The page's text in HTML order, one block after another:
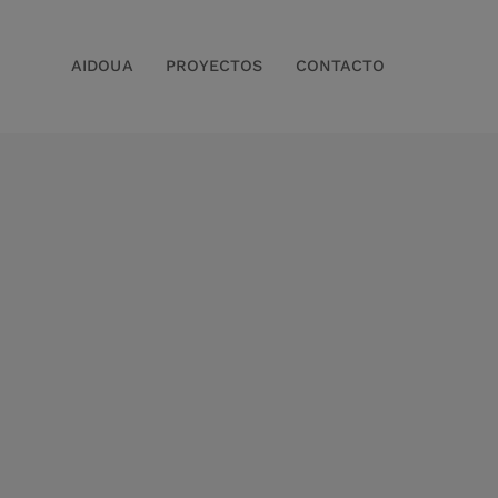
AIDOUA PROYECTOS CONTACTO